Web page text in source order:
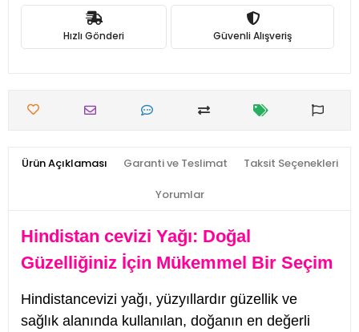
Hızlı Gönderi Güvenli Alışveriş
Ürün Açıklaması Garanti ve Teslimat Taksit Seçenekleri
Yorumlar
Hindistan cevizi Yağı: Doğal
Güzelliğiniz İçin Mükemmel Bir Seçim
Hindistancevizi yağı, yüzyıllardır güzellik ve
sağlık alanında kullanılan, doğanın en değerli